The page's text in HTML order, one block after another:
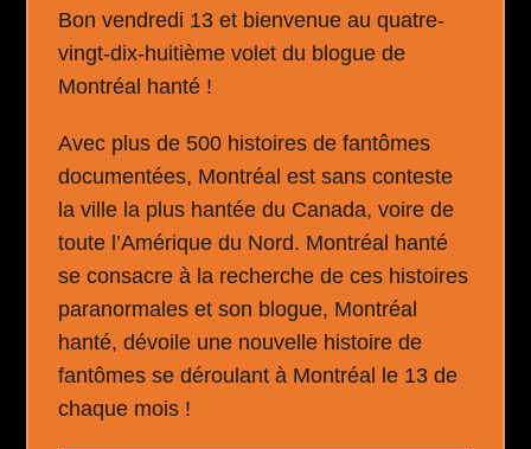
Bon vendredi 13 et bienvenue au quatre-
vingt-dix-huitième volet du blogue de
Montréal hanté !
Avec plus de 500 histoires de fantômes
documentées, Montréal est sans conteste
la ville la plus hantée du Canada, voire de
toute l’Amérique du Nord. Montréal hanté
se consacre à la recherche de ces histoires
paranormales et son blogue, Montréal
hanté, dévoile une nouvelle histoire de
fantômes se déroulant à Montréal le 13 de
chaque mois !